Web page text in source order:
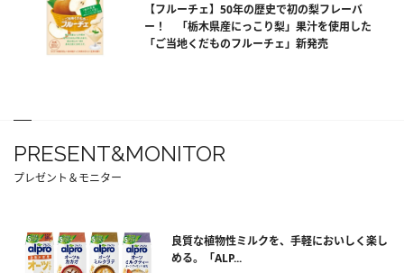
【フルーチェ】50年の歴史で初の梨フレーバ
ー！ 「栃木県産にっこり梨」果汁を使用した
「ご当地くだものフルーチェ」新発売
PRESENT&MONITOR
プレゼント＆モニター
良質な植物性ミルクを、手軽においしく楽し
める。「ALP...